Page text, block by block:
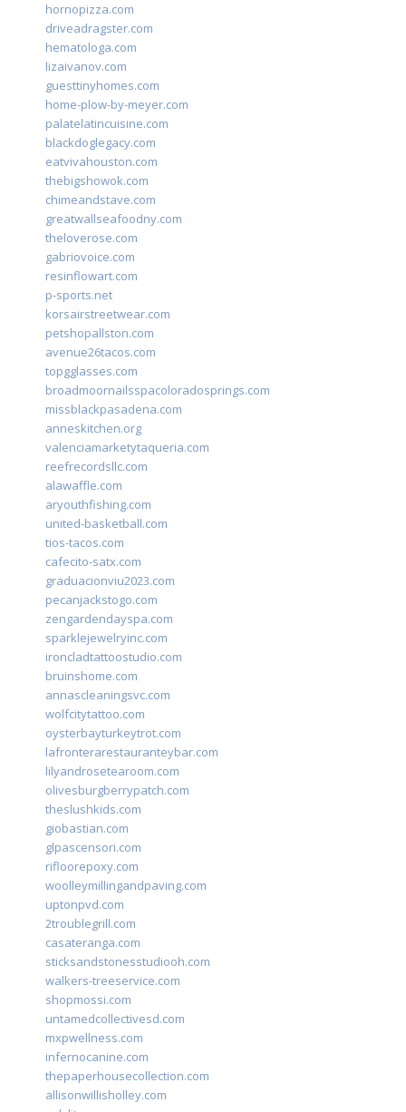
hornopizza.com
driveadragster.com
hematologa.com
lizaivanov.com
guesttinyhomes.com
home-plow-by-meyer.com
palatelatincuisine.com
blackdoglegacy.com
eatvivahouston.com
thebigshowok.com
chimeandstave.com
greatwallseafoodny.com
theloverose.com
gabriovoice.com
resinflowart.com
p-sports.net
korsairstreetwear.com
petshopallston.com
avenue26tacos.com
topgglasses.com
broadmoornailsspacoloradosprings.com
missblackpasadena.com
anneskitchen.org
valenciamarketytaqueria.com
reefrecordsllc.com
alawaffle.com
aryouthfishing.com
united-basketball.com
tios-tacos.com
cafecito-satx.com
graduacionviu2023.com
pecanjackstogo.com
zengardendayspa.com
sparklejewelryinc.com
ironcladtattoostudio.com
bruinshome.com
annascleaningsvc.com
wolfcitytattoo.com
oysterbayturkeytrot.com
lafronterarestauranteybar.com
lilyandrosetearoom.com
olivesburgberrypatch.com
theslushkids.com
giobastian.com
glpascensori.com
rifloorepoxy.com
woolleymillingandpaving.com
uptonpvd.com
2troublegrill.com
casateranga.com
sticksandstonesstudiooh.com
walkers-treeservice.com
shopmossi.com
untamedcollectivesd.com
mxpwellness.com
infernocanine.com
thepaperhousecollection.com
allisonwillisholley.com